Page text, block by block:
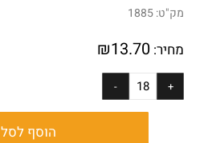
מק"ט:1885
מחיר: ₪13.70
הוסף לסל